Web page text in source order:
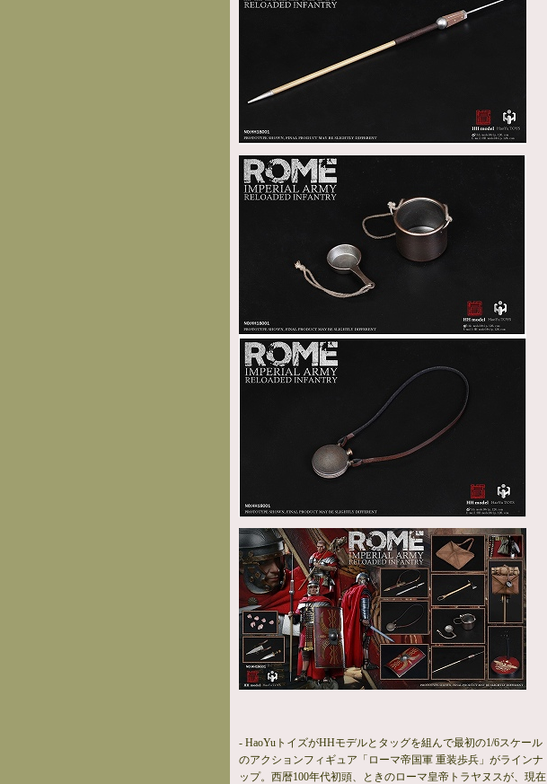
- HaoYuトイズがHHモデルとタッグを組んで最初の1/6スケール
のアクションフィギュア「ローマ帝国軍 重装歩兵」がラインナ
ップ。西暦100年代初頭、ときのローマ皇帝トラヤヌスが、現在